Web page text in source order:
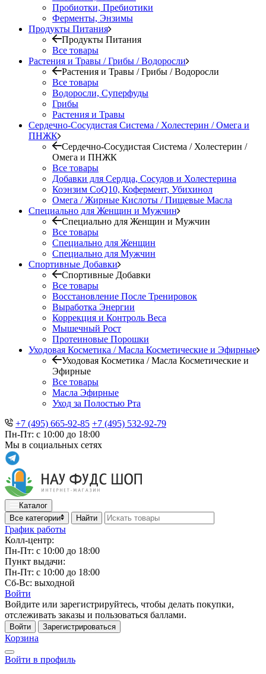
Пробиотки, Пребиотики
Ферменты, Энзимы
Продукты Питания
Продукты Питания
Все товары
Растения и Травы / Грибы / Водоросли
Растения и Травы / Грибы / Водоросли
Все товары
Водоросли, Суперфуды
Грибы
Растения и Травы
Сердечно-Сосудистая Система / Холестерин / Омега и
ПНЖК
Сердечно-Сосудистая Система / Холестерин /
Омега и ПНЖК
Все товары
Добавки для Сердца, Сосудов и Холестерина
Коэнзим CoQ10, Кофермент, Убихинол
Омега / Жирные Кислоты / Пищевые Масла
Специально для Женщин и Мужчин
Специально для Женщин и Мужчин
Все товары
Специально для Женщин
Специально для Мужчин
Спортивные Добавки
Спортивные Добавки
Все товары
Восстановление После Тренировок
Выработка Энергии
Коррекция и Контроль Веса
Мышечный Рост
Протеиновые Порошки
Уходовая Косметика / Масла Косметические и Эфирные
Уходовая Косметика / Масла Косметические и
Эфирные
Все товары
Масла Эфирные
Уход за Полостью Рта
+7 (495) 665-92-85 +7 (495) 532-92-79
Пн-Пт: с 10:00 до 18:00
Мы в социальных сетях
Каталог
Все категории
Найти
График работы
Колл-центр:
Пн-Пт: с 10:00 до 18:00
Пункт выдачи:
Пн-Пт: с 10:00 до 18:00
Сб-Вс: выходной
Войти
Войдите или зарегистрируйтесь, чтобы делать покупки,
отслеживать заказы и пользоваться баллами.
Войти Зарегистрироваться
Корзина
Войти в профиль